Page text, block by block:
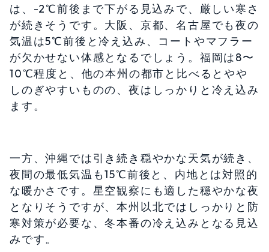
は、-2℃前後まで下がる見込みで、厳しい寒さ
が続きそうです。大阪、京都、名古屋でも夜の
気温は5℃前後と冷え込み、コートやマフラー
が欠かせない体感となるでしょう。福岡は8〜
10℃程度と、他の本州の都市と比べるとやや
しのぎやすいものの、夜はしっかりと冷え込み
ます。
一方、沖縄では引き続き穏やかな天気が続き、
夜間の最低気温も15℃前後と、内地とは対照的
な暖かさです。星空観察にも適した穏やかな夜
となりそうですが、本州以北ではしっかりと防
寒対策が必要な、冬本番の冷え込みとなる見込
みです。